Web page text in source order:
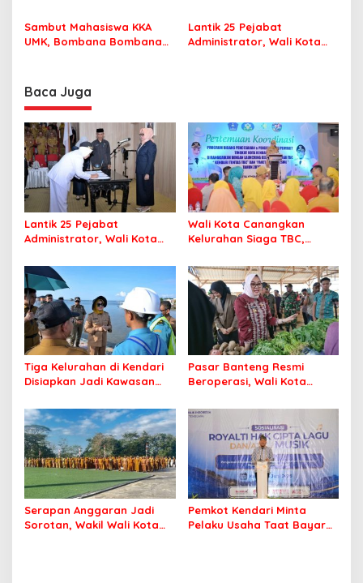
Perlu Lagi ke Kendari
Sekolah dengan Aman
Sambut Mahasiswa KKA
UMK, Bombana Bombana
Lantik 25 Pejabat
Administrator, Wali Kota
Baca Juga
Lantik 25 Pejabat
Administrator, Wali Kota
Berintegritas dan
Profesional Layani
Masyarakat
Wali Kota Canangkan
Kelurahan Siaga TBC,
Bebas Tuberkulosis
Tiga Kelurahan di Kendari
Disiapkan Jadi Kawasan
Pasar Banteng Resmi
Beroperasi, Wali Kota
Ekonomi Baru
Serapan Anggaran Jadi
Sorotan, Wakil Wali Kota
Pemkot Kendari Minta
Pelaku Usaha Taat Bayar